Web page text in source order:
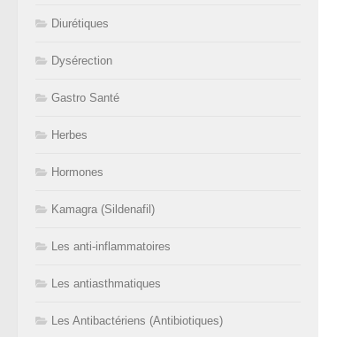
Diurétiques
Dysérection
Gastro Santé
Herbes
Hormones
Kamagra (Sildenafil)
Les anti-inflammatoires
Les antiasthmatiques
Les Antibactériens (Antibiotiques)